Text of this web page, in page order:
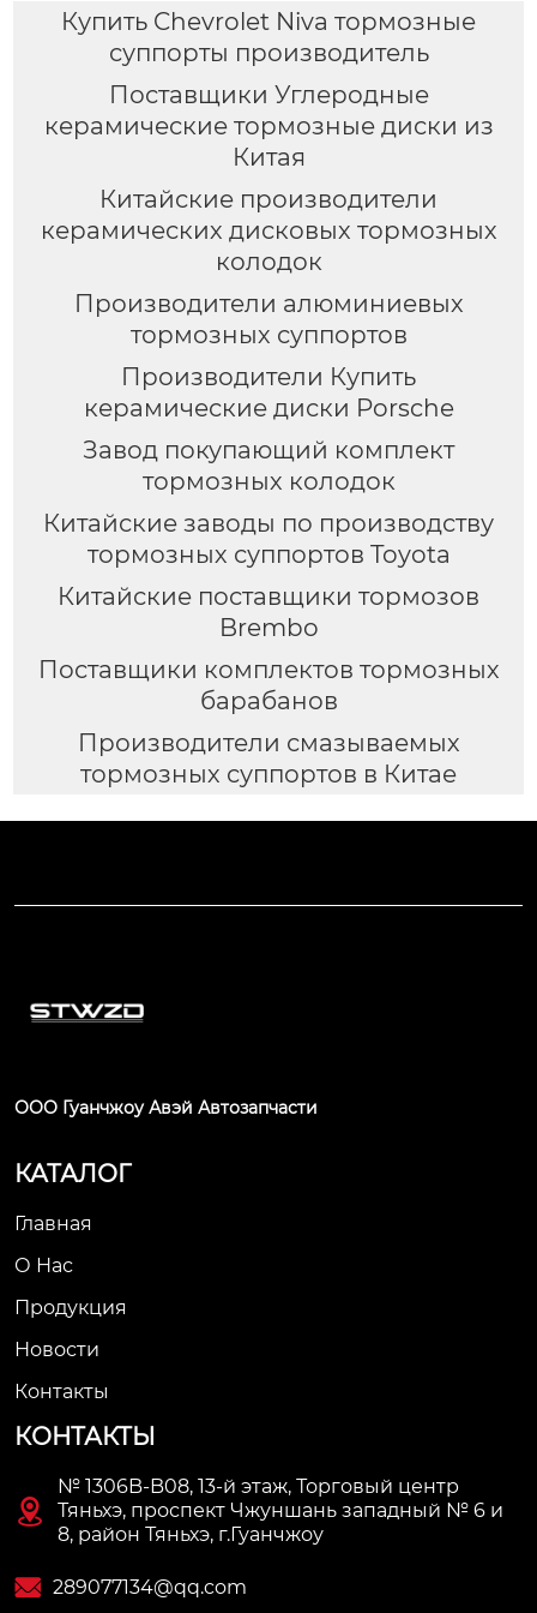
суппортов
Купить Chevrolet Niva тормозные
суппорты производитель
Поставщики Углеродные
керамические тормозные диски из
Китая
Китайские производители
керамических дисковых тормозных
колодок
Производители алюминиевых
тормозных суппортов
Производители Купить
керамические диски Porsche
Завод покупающий комплект
тормозных колодок
Китайские заводы по производству
тормозных суппортов Toyota
Китайские поставщики тормозов
Brembo
Поставщики комплектов тормозных
барабанов
Производители смазываемых
тормозных суппортов в Китае
ООО Гуанчжоу Авэй Автозапчасти
КАТАЛОГ
Главная
О Нас
Продукция
Новости
Контакты
КОНТАКТЫ

№ 1306B-B08, 13-й этаж, Торговый центр
Тяньхэ, проспект Чжуншань западный № 6 и
8, район Тяньхэ, г.Гуанчжоу
 289077134@qq.com